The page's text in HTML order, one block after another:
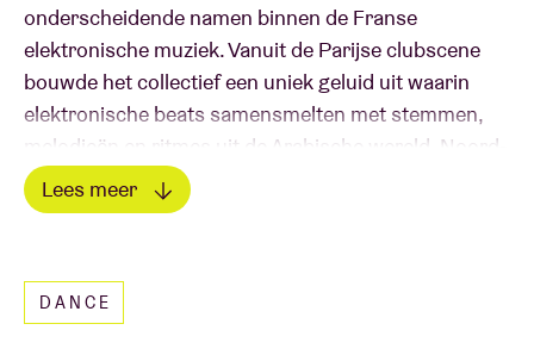
onderscheidende namen binnen de Franse
elektronische muziek. Vanuit de Parijse clubscene
bouwde het collectief een uniek geluid uit waarin
elektronische beats samensmelten met stemmen,
melodieën en ritmes uit de Arabische wereld, Noord-
Afrika en het Middellandse Zeegebied.
verder uit met de soundtrack voor de tentoonstelling
vanHassan Hajjaj
Lees meer
DANCE